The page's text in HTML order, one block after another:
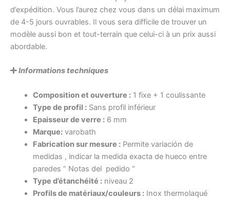
d’expédition. Vous l’aurez chez vous dans un délai maximum
de 4-5 jours ouvrables. Il vous sera difficile de trouver un
modèle aussi bon et tout-terrain que celui-ci à un prix aussi
abordable.
Informations techniques
Composition et ouverture :1 fixe + 1 coulissante
Type de profil :Sans profil inférieur
Epaisseur de verre :6 mm
Marque:varobath
Fabrication sur mesure :Permite variación de
medidas , indicar la medida exacta de hueco entre
paredes ” Notas del pedido “
Type d’étanchéité :niveau 2
Profils de matériaux/couleurs :Inox thermolaqué